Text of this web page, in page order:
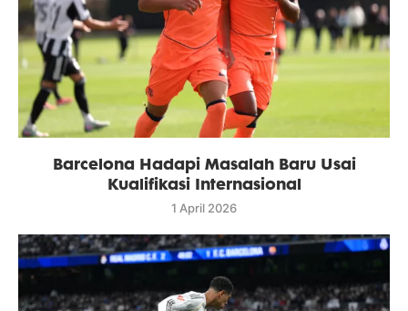
Barcelona Hadapi Masalah Baru Usai
Kualifikasi Internasional
1 April 2026